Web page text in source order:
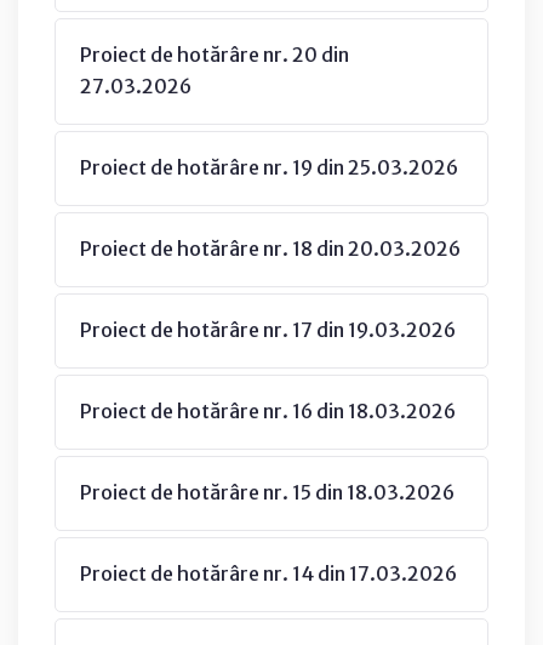
Proiect de hotărâre nr. 20 din
27.03.2026
Proiect de hotărâre nr. 19 din 25.03.2026
Proiect de hotărâre nr. 18 din 20.03.2026
Proiect de hotărâre nr. 17 din 19.03.2026
Proiect de hotărâre nr. 16 din 18.03.2026
Proiect de hotărâre nr. 15 din 18.03.2026
Proiect de hotărâre nr. 14 din 17.03.2026